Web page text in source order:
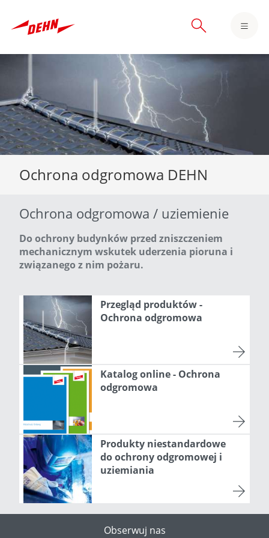
content
Ochrona odgromowa DEHN
Ochrona odgromowa / uziemienie
Do ochrony budynków przed zniszczeniem
mechanicznym wskutek uderzenia pioruna i
związanego z nim pożaru.
Przegląd produktów -
Ochrona odgromowa
Katalog online - Ochrona
odgromowa
Produkty niestandardowe
do ochrony odgromowej i
uziemiania
Obserwuj nas